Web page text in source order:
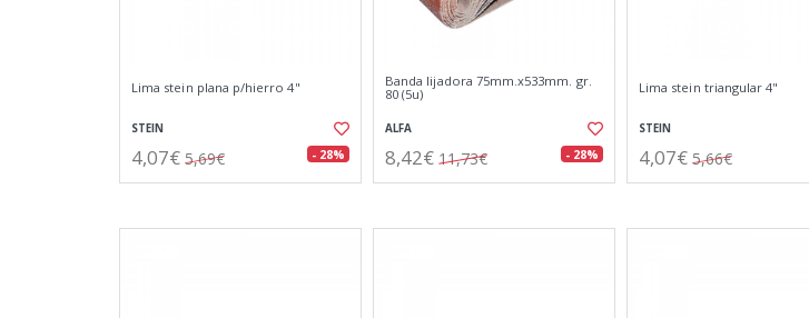
Lima stein plana p/hierro 4"
STEIN
4,07€ 5,69€ - 28%
Banda lijadora 75mm.x533mm. gr.
80 (5u)
ALFA
8,42€ 11,73€ - 28%
Lima stein triangular 4"
STEIN
4,07€ 5,66€